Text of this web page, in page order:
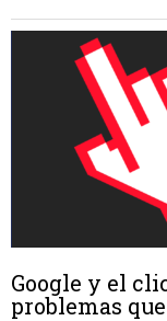
Google y el
problemas